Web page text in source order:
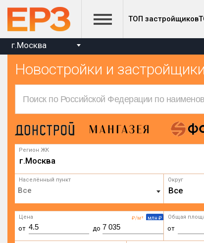
ТОП застройщиков
г.Москва
Новостройки и застройщики
Регион ЖК
г.Москва
Населённый пункт Округ
Все
₽/м² млн ₽
Цена
от до
Общая
от